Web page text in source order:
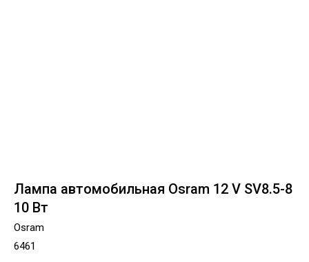
Лампа автомобильная Osram 12 V SV8.5-8
10 Вт
Osram
6461